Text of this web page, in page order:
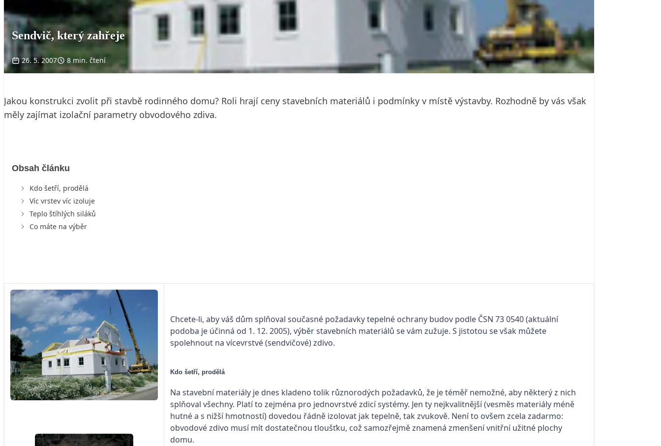
Sendvič, který zahřeje
26. 5. 2007 8 min. čtení
Jakou konstrukci zvolit při stavbě rodinného domu? Roli hrají ceny stavebních materiálů i podmínky v místě výstavby. Rozhodně by vás však
měly zajímat izolační parametry obvodového zdiva.
Obsah článku
Kdo šetří, prodělá
Víc vrstev víc izoluje
Teplo štíhlých siláků
Co máte na výběr
Chcete-li, aby váš dům splňoval současné požadavky tepelné ochrany budov podle ČSN 73 0540 (aktuální
podoba je účinná od 1. 12. 2005), výběr stavebních materiálů se vám zužuje. S jistotou se však můžete
spolehnout na vícevrstvé (sendvičové) zdivo.
Kdo šetří, prodělá
Na stavební materiály je dnes kladeno tolik různorodých požadavků, že je téměř nemožné, aby některý z nich
splňoval všechny. Platí to zejména pro jednovrstvé zdicí systémy. Jen ty nejkvalitnější (vesměs materiály méně
hutné a s nižší hmotností) dovedou řádně izolovat jak tepelně, tak zvukově. Není to ovšem zcela zadarmo:
obvodové zdivo musí mít dostatečnou tloušťku, což samozřejmě znamená zmenšení vnitřní užitné plochy
domu.